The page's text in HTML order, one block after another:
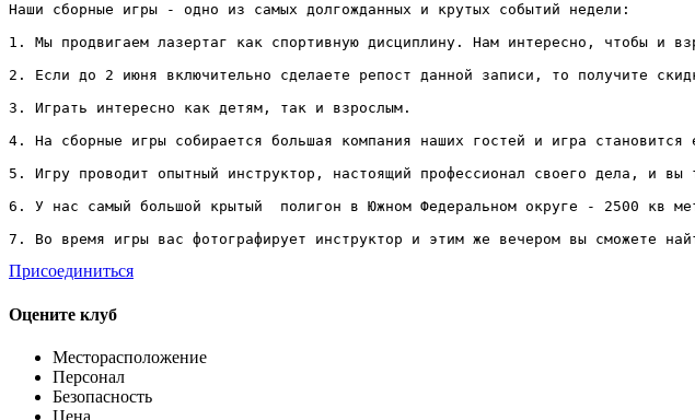
Наши сборные игры - одно из самых долгожданных и крутых событий недели:
1. Мы продвигаем лазертаг как спортивную дисциплину. Нам интересно, чтобы и
2. Если до 2 июня включительно сделаете репост данной записи, то получите
3. Играть интересно как детям, так и взрослым.
4. На сборные игры собирается большая компания наших гостей и игра становится
5. Игру проводит опытный инструктор, настоящий профессионал своего дела, и вы
6. ️У нас самый большой крытый  полигон в Южном Федеральном округе - 2500 кв
7. Во время игры вас фотографирует инструктор и этим же вечером вы сможете
Присоединиться
Оцените клуб
Месторасположение
Персонал
Безопасность
Цена